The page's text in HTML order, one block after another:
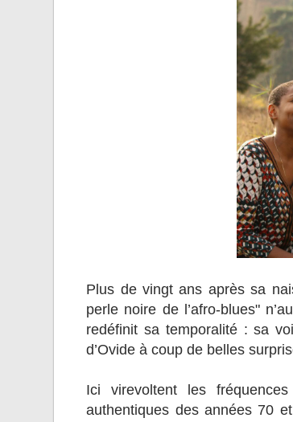
Plus de vingt ans après sa
perle noire de l’afro-blues"
redéfinit sa temporalité : sa
d’Ovide à coup de belles
Ici virevoltent les
authentiques des années 70